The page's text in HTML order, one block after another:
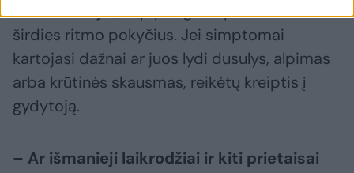
dehidratacijai, taip pat gali išprovokuoti
širdies ritmo pokyčius. Jei simptomai
kartojasi dažnai ar juos lydi dusulys, alpimas
arba krūtinės skausmas, reikėtų kreiptis į
gydytoją.
– Ar išmanieji laikrodžiai ir kiti prietaisai